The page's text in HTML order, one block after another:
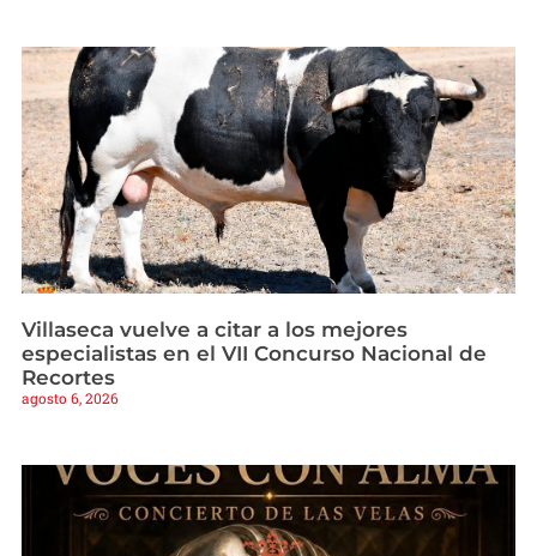
Villaseca vuelve a citar a los mejores
especialistas en el VII Concurso Nacional de
Recortes
agosto 6, 2026